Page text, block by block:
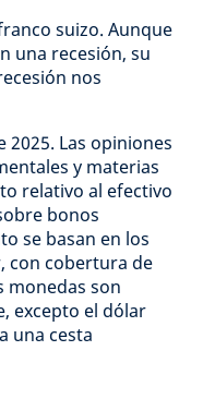
suizo. Aunque
una recesión, su
nos
2025. Las opiniones
y materias
relativo al efectivo
bonos
se basan en los
con cobertura de
monedas son
excepto el dólar
una cesta